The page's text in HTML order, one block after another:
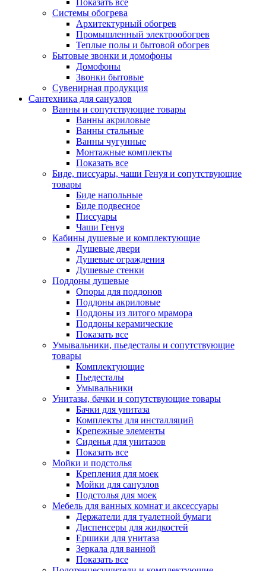
Показать все
Системы обогрева
Архитектурный обогрев
Промышленный электрообогрев
Теплые полы и бытовой обогрев
Бытовые звонки и домофоны
Домофоны
Звонки бытовые
Сувенирная продукция
Сантехника для санузлов
Ванны и сопутствующие товары
Ванны акриловые
Ванны стальные
Ванны чугунные
Монтажные комплекты
Показать все
Биде, писсуары, чаши Генуя и сопутствующие
товары
Биде напольные
Биде подвесное
Писсуары
Чаши Генуя
Кабины душевые и комплектующие
Душевые двери
Душевые ограждения
Душевые стенки
Поддоны душевые
Опоры для поддонов
Поддоны акриловые
Поддоны из литого мрамора
Поддоны керамические
Показать все
Умывальники, пьедесталы и сопутствующие
товары
Комплектующие
Пьедесталы
Умывальники
Унитазы, бачки и сопутствующие товары
Бачки для унитаза
Комплекты для инсталляций
Крепежные элементы
Сиденья для унитазов
Показать все
Мойки и подстолья
Крепления для моек
Мойки для санузлов
Подстолья для моек
Мебель для ванных комнат и аксессуары
Держатели для туалетной бумаги
Диспенсеры для жидкостей
Ершики для унитаза
Зеркала для ванной
Показать все